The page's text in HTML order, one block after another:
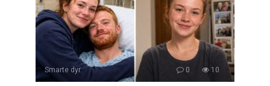
Smarte dyr 0 10